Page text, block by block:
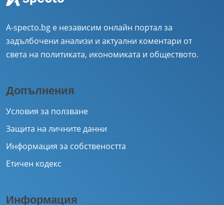
A-specto.bg е независим онлайн портал за
задълбочени анализи и актуални коментари от
света на политиката, икономиката и обществото.
Допълнения
Условия за ползване
Защита на личните данни
Информация за собствеността
Етичен кодекс
Информация